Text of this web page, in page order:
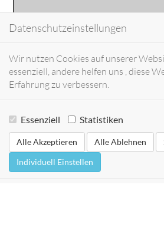
Datenschutzeinstellungen
Wir nutzen Cookies auf unserer
essenziell, andere helfen uns , diese
Erfahrung zu verbessern.
Essenziell Statistiken
Alle Akzeptieren Alle Ablehnen
Individuell Einstellen